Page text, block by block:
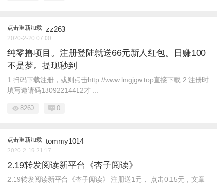
点击重新加载 zz263
2020-2-20 07:00
纯零撸项目。注册登陆就送66元新人红包。日赚100
不是梦。提现秒到
1.扫码下载注册，或则点击http://www.lmgjgw.top直接下载 2.注册时
填写邀请码18092214412才 ...
8260 0
点击重新加载 tommy1014
2020-2-19 21:17
2.19转发阅读新平台《杏子阅读》
2.19转发阅读新平台《杏子阅读》 注册送1元， 点击0.15元，文章